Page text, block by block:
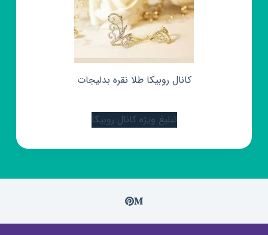
کانال روبیکا طلا نقره بدلیجات
تبلیغ ویژه کانال روبیکا